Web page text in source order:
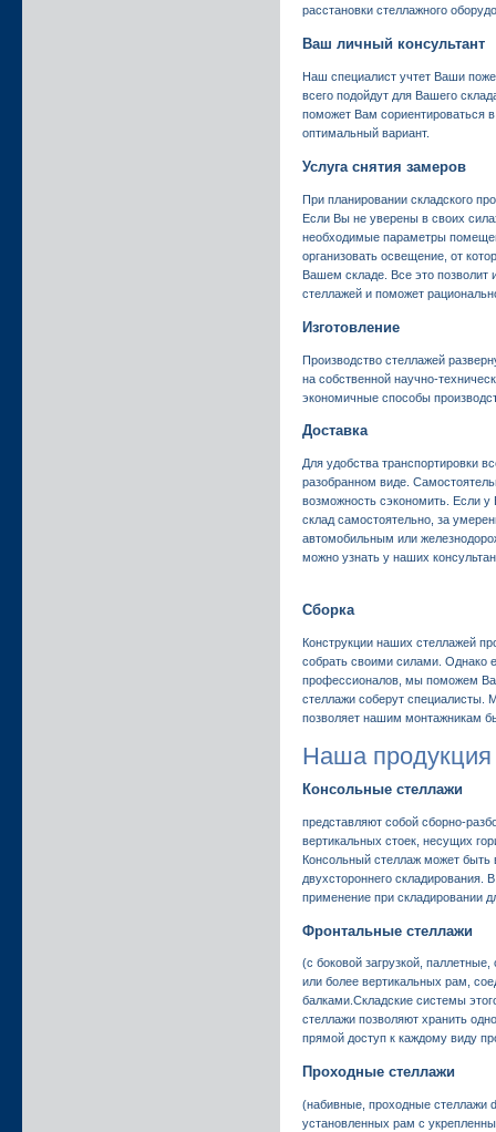
расстановки стеллажного
Ваш личный консультант
Наш специалист учтет Ваши
всего подойдут для Вашего
поможет Вам сориентироваться
оптимальный вариант.
Услуга снятия замеров
При планировании складского
Если Вы не уверены в своих
необходимые параметры
организовать освещение, от
Вашем складе. Все это позволит
стеллажей и поможет
Изготовление
Производство стеллажей
на собственной научно-
экономичные способы
Доставка
Для удобства транспортировки
разобранном виде.
возможность сэкономить. Если у
склад самостоятельно, за
автомобильным или
можно узнать у наших
Сборка
Конструкции наших стеллажей
собрать своими силами. Однако
профессионалов, мы поможем
стеллажи соберут специалисты.
позволяет нашим монтажникам
Наша продукция
Консольные стеллажи
представляют собой сборно-
вертикальных стоек, несущих
Консольный стеллаж может быть
двухстороннего складирования.
применение при складировании
Фронтальные стеллажи
(с боковой загрузкой,
или более вертикальных рам,
балками.Складские системы
стеллажи позволяют хранить
прямой доступ к каждому виду
Проходные стеллажи
(набивные, проходные стеллажи
установленных рам с